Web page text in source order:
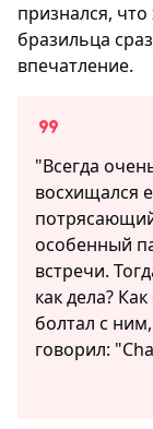
признался,
бразильца
впечатление.
"Всегда
восхищался
особенный
встречи.
как дела?
болтал с
говорил: